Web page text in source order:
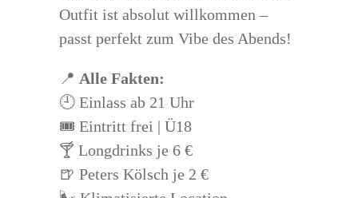
Outfit ist absolut willkommen –
passt perfekt zum Vibe des Abends!
📍 Alle Fakten:
🕘 Einlass ab 21 Uhr
🎟️ Eintritt frei | Ü18
🍸 Longdrinks je 6 €
🍺 Peters Kölsch je 2 €